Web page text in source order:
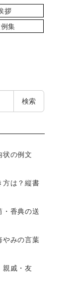
拶
集
検索
の例文
方は？縦書
香典の送
やみの言葉
親戚・友